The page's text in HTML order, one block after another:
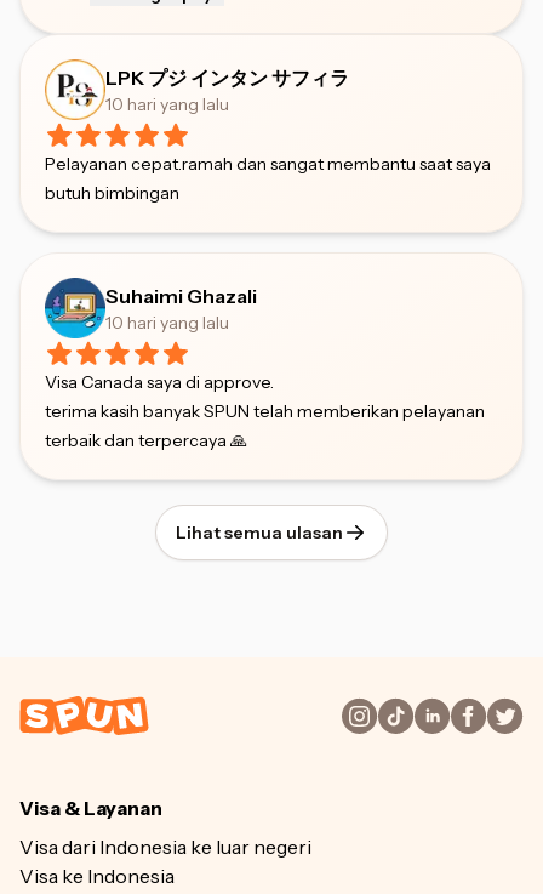
LPK プジ インタン サフィラ
10 hari yang lalu
Pelayanan cepat.ramah dan sangat membantu saat saya
butuh bimbingan
Suhaimi Ghazali
10 hari yang lalu
Visa Canada saya di approve.
terima kasih banyak SPUN telah memberikan pelayanan
terbaik dan terpercaya 🙏
Lihat semua ulasan
Visa & Layanan
Visa dari Indonesia ke luar negeri
Visa ke Indonesia